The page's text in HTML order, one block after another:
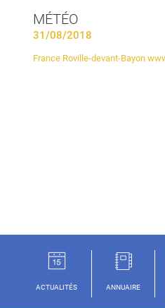
MÉTÉO
31/08/2018
France Roville-devant-Bayon
ACTUALITÉS ANNUAIRE